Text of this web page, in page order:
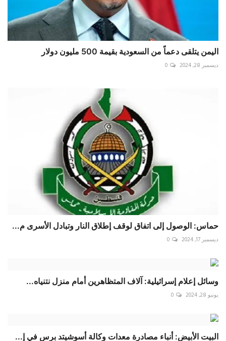
اليمن يتلقى دعماً من السعودية بقيمة 500 مليون دولار
ديسمبر 28, 2024 0
حماس: الوصول إلى اتفاق لوقف إطلاق النار وتبادل الأسرى م...
ديسمبر 17, 2024 0
وسائل إعلام إسرائيلية: آلاف المتظاهرين أمام منزل نتنياه...
يونيو 28, 2024 0
البيت الأبيض: أنباء مصادرة معدات وكالة أسوشيتد برس في إ...